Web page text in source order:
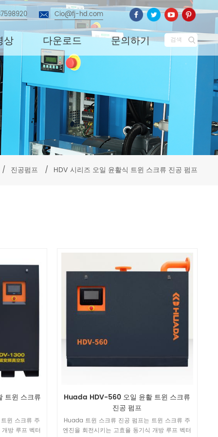
Cio@fj-hd.com
상 다운로드 문의하기 검색
/ 진공펌프 / HDV 시리즈 오일 윤활식 트윈 스크류 진공 펌프
트윈 스크류
윈 스크류 주
방 루프 벡터
Huada HDV-560 오일 윤활 트윈 스크류
진공 펌프
Huada 트윈 스크류 진공 펌프는 트윈 스크류 주
엔진을 회전시키는 고효율 동기식 개방 루프 벡터